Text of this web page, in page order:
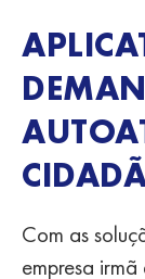
Com as
empresa